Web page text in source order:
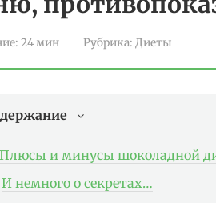
24 мин Рубрика: Диеты
Плюсы и минусы шоколадной
И немного о секретах…